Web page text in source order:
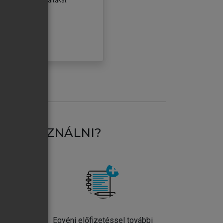
HASZNÁLNI?
Egyéni előfizetéssel további